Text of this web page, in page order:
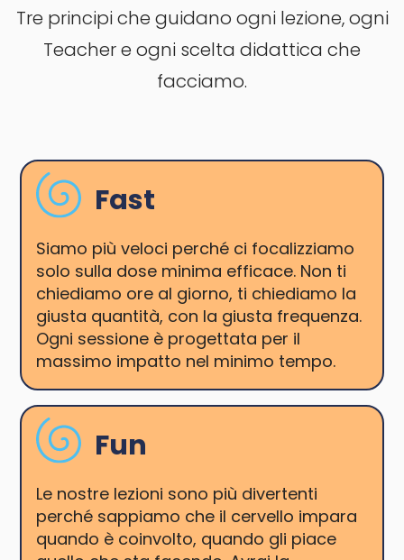
Tre principi che guidano ogni lezione, ogni
Teacher e ogni scelta didattica che
facciamo.
Fast
Siamo più veloci perché ci focalizziamo
solo sulla dose minima efficace. Non ti
chiediamo ore al giorno, ti chiediamo la
giusta quantità, con la giusta frequenza.
Ogni sessione è progettata per il
massimo impatto nel minimo tempo.
Fun
Le nostre lezioni sono più divertenti
perché sappiamo che il cervello impara
quando è coinvolto, quando gli piace